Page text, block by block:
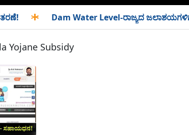
Dam Water Level-ರಾಜ್ಯದ ಜಲಾಶಯಗಳಿಗೆ
Yojane Subsidy